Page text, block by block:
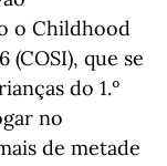
o Childhood
que se
do 1.º
no
de metade